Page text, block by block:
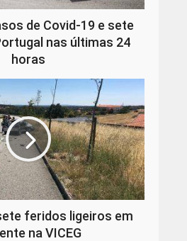
de Covid-19 e sete
nas últimas 24
horas
feridos ligeiros em
na VICEG